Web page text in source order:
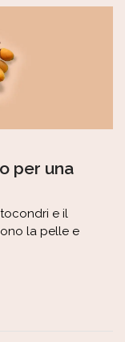
per una
e il
la pelle e